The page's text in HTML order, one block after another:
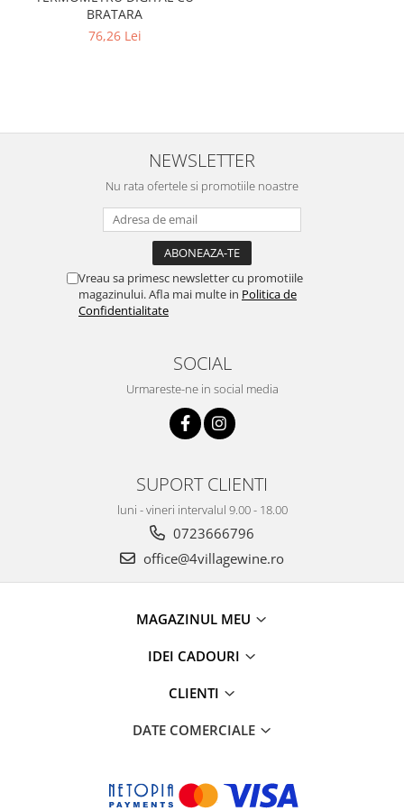
BRATARA
76,26 Lei
NEWSLETTER
Nu rata ofertele si promotiile noastre
Vreau sa primesc newsletter cu promotiile
magazinului. Afla mai multe in Politica de
Confidentialitate
SOCIAL
Urmareste-ne in social media
SUPORT CLIENTI
luni - vineri intervalul 9.00 - 18.00
0723666796
office@4villagewine.ro
MAGAZINUL MEU
IDEI CADOURI
CLIENTI
DATE COMERCIALE